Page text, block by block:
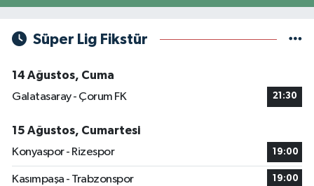
Süper Lig Fikstür
14 Ağustos, Cuma
Galatasaray - Çorum FK
21:30
15 Ağustos, Cumartesi
Konyaspor - Rizespor
19:00
Kasımpaşa - Trabzonspor 19:00